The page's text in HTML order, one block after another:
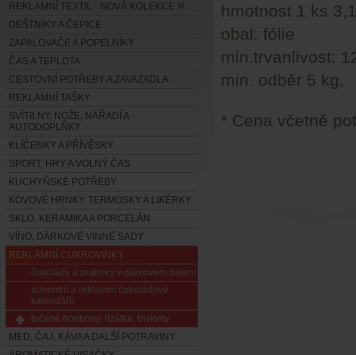
REKLAMNÍ TEXTIL - NOVÁ KOLEKCE !!!
DEŠTNÍKY A ČEPICE
ZAPALOVAČE A POPELNÍKY
ČAS A TEPLOTA
CESTOVNÍ POTŘEBY A ZAVAZADLA
REKLAMNÍ TAŠKY
SVÍTILNY, NOŽE, NÁŘADÍ A
AUTODOPLŇKY
KLÍČENKY A PŘÍVĚSKY
SPORT, HRY A VOLNÝ ČAS
KUCHYŇSKÉ POTŘEBY
KOVOVÉ HRNKY, TERMOSKY A LIKÉRKY
SKLO, KERAMIKA A PORCELÁN
VÍNO, DÁRKOVÉ VINNÉ SADY
REKLAMNÍ CUKROVINKY
čokolády a pralinky v dárkovém balení
adventní a reklamní čokoládové
kalendáře
točené bonbóny, lízátka, biskvity
MED, ČAJ, KÁVA A DALŠÍ POTRAVINY
hmotnost 1 ks
obal: fólie
min.trvanlivost:
min. odběr 5 kg.
* Cena včetně